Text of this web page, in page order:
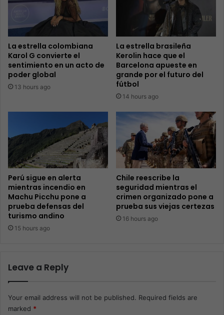
La estrella colombiana
Karol G convierte el
sentimiento en un acto de
poder global
13 hours ago
La estrella brasileña
Kerolin hace que el
Barcelona apueste en
grande por el futuro del
fútbol
14 hours ago
Perú sigue en alerta
mientras incendio en
Machu Picchu pone a
prueba defensas del
turismo andino
15 hours ago
Chile reescribe la
seguridad mientras el
crimen organizado pone a
prueba sus viejas certezas
16 hours ago
Leave a Reply
Your email address will not be published. Required fields are
marked *